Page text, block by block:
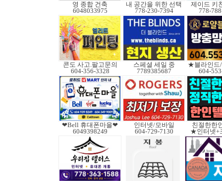
영 종합 건축
6048033975
내 공간을 위한 선택
778-230-7394
제이드 키
778-
콘도 사고.팔고문의
604-356-3328
스페셜 세일 중
7789385687
★블라인
604-
❤Bell 휴대폰마을❤
6049398249
인터넷/모바일
604-729-7130
친절한한
★인터넷+